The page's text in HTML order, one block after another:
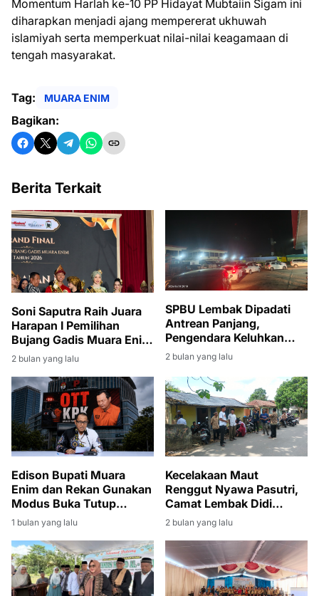
Momentum Harlah ke-10 PP Hidayat Mubtaiin Sigam ini
diharapkan menjadi ajang mempererat ukhuwah
islamiyah serta memperkuat nilai-nilai keagamaan di
tengah masyarakat.
Tag: MUARA ENIM
Bagikan:
Berita Terkait
Soni Saputra Raih Juara
Harapan I Pemilihan
Bujang Gadis Muara Enim
2026
2 bulan yang lalu
SPBU Lembak Dipadati
Antrean Panjang,
Pengendara Keluhkan
Waktu Tunggu Hingga
Tiga Jam
2 bulan yang lalu
Edison Bupati Muara
Enim dan Rekan Gunakan
Modus Buka Tutup
Rekening
1 bulan yang lalu
Kecelakaan Maut
Renggut Nyawa Pasutri,
Camat Lembak Didi
Haryanto Turut Berduka
dan Melayat
2 bulan yang lalu